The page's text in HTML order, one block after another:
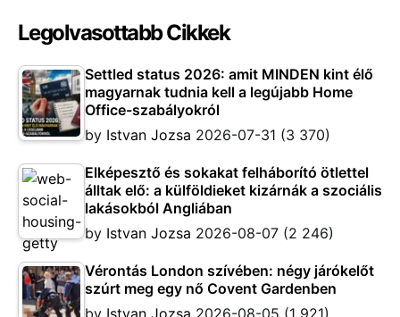
Legolvasottabb Cikkek
Settled status 2026: amit MINDEN kint élő
magyarnak tudnia kell a legújabb Home
Office-szabályokról
by Istvan Jozsa 2026-07-31 (3 370)
Elképesztő és sokakat felháborító ötlettel
álltak elő: a külföldieket kizárnák a szociális
lakásokból Angliában
by Istvan Jozsa 2026-08-07 (2 246)
Vérontás London szívében: négy járókelőt
szúrt meg egy nő Covent Gardenben